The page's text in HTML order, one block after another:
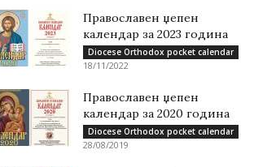
Православен џепен
календар за 2023 година
Diocese Orthodox pocket calendar
18/11/2022
Православен џепен
календар за 2020 година
Diocese Orthodox pocket calendar
28/08/2019